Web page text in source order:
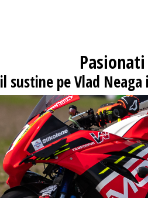
Pasionati
il sustine pe Vlad